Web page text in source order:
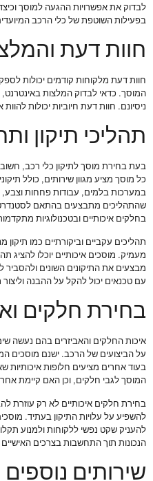
לבדוק את אפשרויות ההגעה למוסך
בפעילות השוטפת של כלי הרכב
חוות דעת
חוות דעת מלקוחות קודמים יכולות
המוסך. כדאי לבדוק המלצות באינטרנט,
ניסיונם. חוות דעת חיוביות יכולות
תהליכי תיקון
בעת בחירת מוסך לתיקון כלי רכב,
כל מוסך מציע מגוון שירותים, כולל
במערכות בלמים, עבודות פחחות וצבע,
שהתהליכים מתבצעים בהתאם
בחלקים איכותיים ובטכנולוגיות
תהליכים עקביים וביקורתיים כמו
מעמיק. מוסכים איכותיים יוכלו להציג
מבצעים את התיקונים השונים
עם טכנאים יכול להקל על ההבנה וליצור
בחירת חלקים
איכות החלקים והאביזרים בהם נעשה
על הביצועים של הרכב. ישנם מוסכים
בעוד אחרים מציעים חלופות איכותיות
המוסך לגבי חלקים, וכן האם קיימת
בחירת חלקים איכותיים לא רק עוזרת
להשפיע על עלויות התיקון בעתיד.
להעניק שקט נפשי ללקוחות ולמנוע
הנכונות תוך התחשבות בצרכים
שירותים